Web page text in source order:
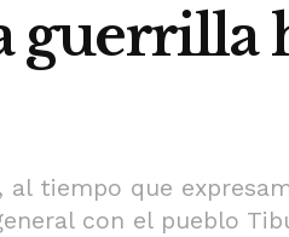
guerrilla
tiempo que
con el pueblo